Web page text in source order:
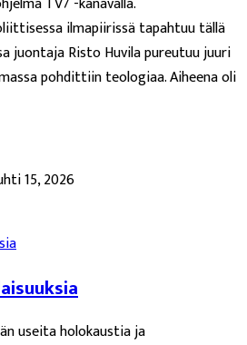
ilmapiirissä tapahtuu tällä
juontaja Risto Huvila pureutuu juuri
pohdittiin teologiaa. Aiheena oli
15, 2026
useita holokaustia ja